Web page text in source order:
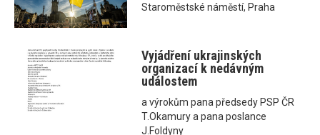
Staroměstské náměstí, Praha
Vyjádření ukrajinských
organizací k nedávným
událostem
a výrokům pana předsedy PSP ČR
T.Okamury a pana poslance
J.Foldyny